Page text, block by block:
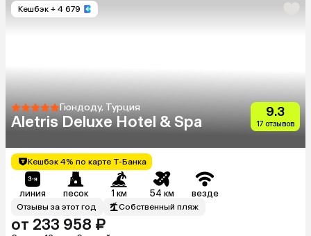
Кешбэк + 4 679
Гюндоду, Турция
Aletris Deluxe Hotel & Spa
9.3
17 отзывов
Кешбэк 4% по карте Т-Банка
линия песок 1 км 54 км везде
Отзывы за этот год Собственный пляж
от 233 958 ₽